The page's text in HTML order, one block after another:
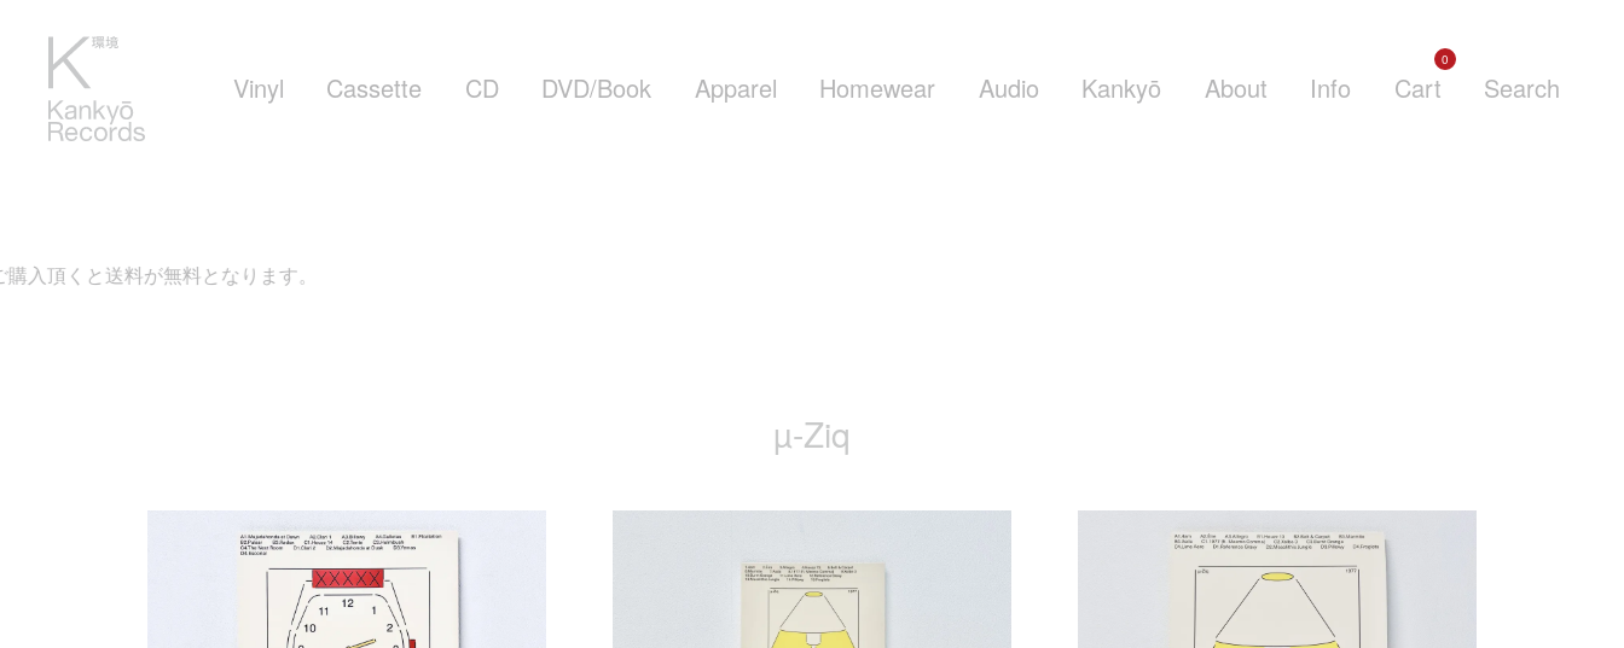
Vinyl Cassette CD DVD/Book Apparel Homewear Audio Kankyō About Info Cart
0
Search
と送料が無料となります。
µ-Ziq